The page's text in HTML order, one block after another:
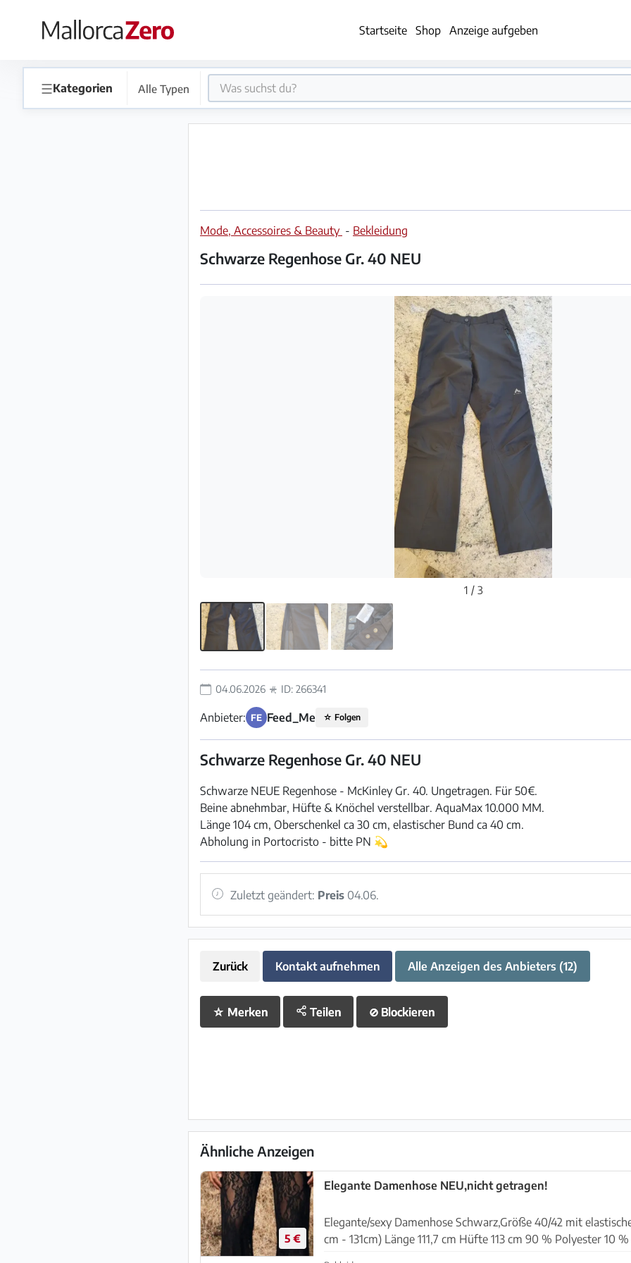
Startseite Shop Anzeige aufgeben
×
Anzeige
☰Kategorien Alle Typen
Mode, Accessoires & Beauty - Bekleidung
Schwarze Regenhose Gr. 40 NEU
1 / 3
04.06.2026 ID: 266341
Anbieter: FE Feed_Me ☆ Folgen
Schwarze Regenhose Gr. 40 NEU
Schwarze NEUE Regenhose - McKinley Gr. 40. Ungetragen. Für 50€.
Beine abnehmbar, Hüfte & Knöchel verstellbar. AquaMax 10.000 MM.
Länge 104 cm, Oberschenkel ca 30 cm, elastischer Bund ca 40 cm.
Abholung in Portocristo - bitte PN 💫
Zuletzt geändert: Preis 04.06.
Zurück Kontakt aufnehmen Alle Anzeigen des Anbieters (12)
☆ Merken Teilen ⊘ Blockieren
Ähnliche Anzeigen
5 €
Elegante Damenhose NEU,nicht getragen!
Elegante/sexy Damenhose Schwarz,Größe 40/42 mit
cm - 131cm) Länge 111,7 cm Hüfte 113 cm 90 % Polyester 10 % Elastan An